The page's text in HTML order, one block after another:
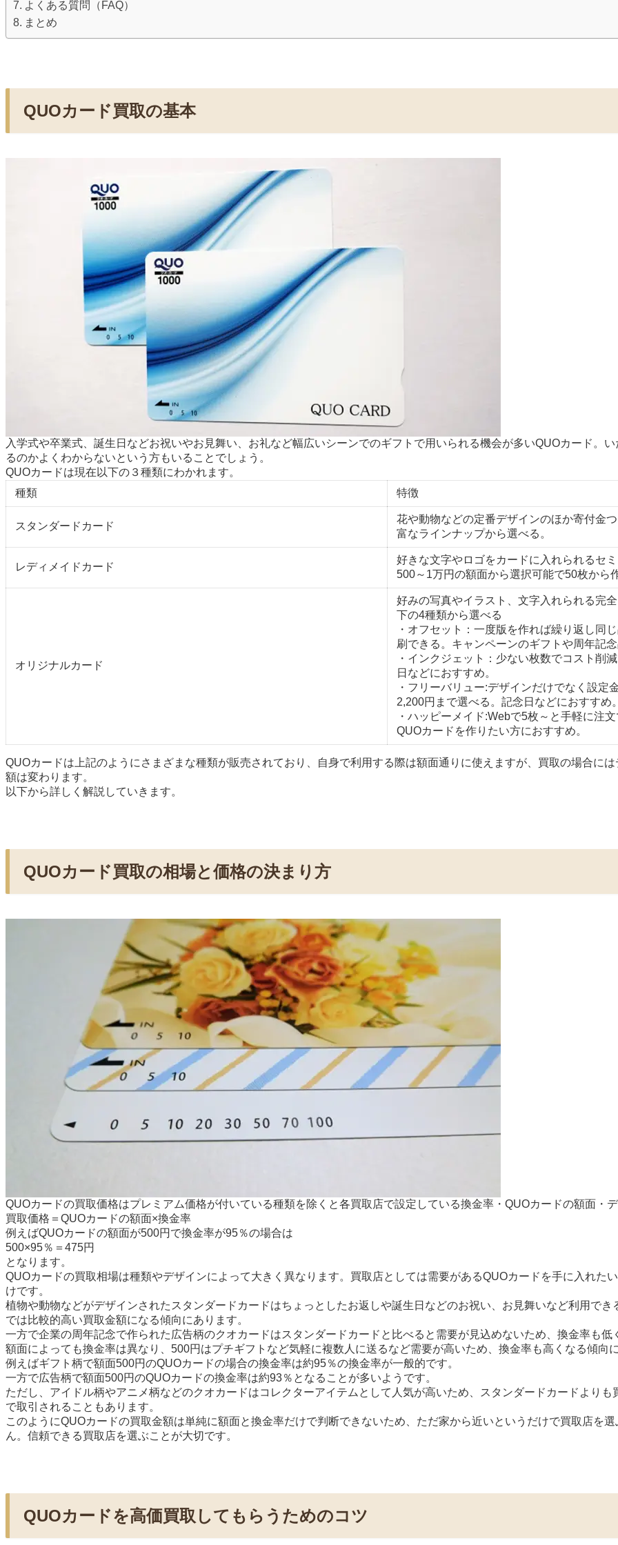
よくある質問（FAQ）
まとめ
QUOカード買取の基本
入学式や卒業式、誕生日などお祝いやお見舞い、お礼など幅広いシーンでのギフトで用いられる機会が多いQUOカード。
るのかよくわからないという方もいることでしょう。
QUOカードは現在以下の３種類にわかれます。
種類
特徴
スタンダードカード
花や動物などの定番デザインのほか寄付金
富なラインナップから選べる。
レディメイドカード
好きな文字やロゴをカードに入れられるセミ
500～1万円の額面から選択可能で50枚から
オリジナルカード
好みの写真やイラスト、文字入れられる完
下の4種類から選べる
・オフセット：一度版を作れば繰り返し同
刷できる。キャンペーンのギフトや周年記念
・インクジェット：少ない枚数でコスト削
日などにおすすめ。
・フリーバリュー:デザインだけでなく設定
2,200円まで選べる。記念日などにおすすめ。
・ハッピーメイド:Webで5枚～と手軽に注
QUOカードを作りたい方におすすめ。
QUOカードは上記のようにさまざまな種類が販売されており、自身で利用する際は額面通りに使えますが、買取の場合に
額は変わります。
以下から詳しく解説していきます。
QUOカード買取の相場と価格の決まり方
QUOカードの買取価格はプレミアム価格が付いている種類を除くと各買取店で設定している換金率・QUOカードの額面・デ
買取価格＝QUOカードの額面×換金率
例えばQUOカードの額面が500円で換金率が95％の場合は
500×95％＝475円
となります。
QUOカードの買取相場は種類やデザインによって大きく異なります。買取店としては需要があるQUOカードを手に入れた
けです。
植物や動物などがデザインされたスタンダードカードはちょっとしたお返しや誕生日などのお祝い、お見舞いなど利用でき
では比較的高い買取金額になる傾向にあります。
一方で企業の周年記念で作られた広告柄のクオカードはスタンダードカードと比べると需要が見込めないため、換金率も低
額面によっても換金率は異なり、500円はプチギフトなど気軽に複数人に送るなど需要が高いため、換金率も高くなる傾向に
例えばギフト柄で額面500円のQUOカードの場合の換金率は約95％の換金率が一般的です。
一方で広告柄で額面500円のQUOカードの換金率は約93％となることが多いようです。
ただし、アイドル柄やアニメ柄などのクオカードはコレクターアイテムとして人気が高いため、スタンダードカードよりも
で取引されることもあります。
このようにQUOカードの買取金額は単純に額面と換金率だけで判断できないため、ただ家から近いというだけで買取店を
ん。信頼できる買取店を選ぶことが大切です。
QUOカードを高価買取してもらうためのコツ